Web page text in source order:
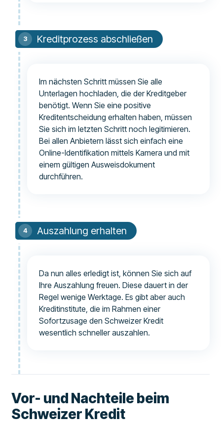
Kreditprozess abschließen
Im nächsten Schritt müssen Sie alle
Unterlagen hochladen, die der Kreditgeber
benötigt. Wenn Sie eine positive
Kreditentscheidung erhalten haben, müssen
Sie sich im letzten Schritt noch legitimieren.
Bei allen Anbietern lässt sich einfach eine
Online-Identifikation mittels Kamera und mit
einem gültigen Ausweisdokument
durchführen.
Auszahlung erhalten
Da nun alles erledigt ist, können Sie sich auf
Ihre Auszahlung freuen. Diese dauert in der
Regel wenige Werktage. Es gibt aber auch
Kreditinstitute, die im Rahmen einer
Sofortzusage den Schweizer Kredit
wesentlich schneller auszahlen.
Vor- und Nachteile beim
Schweizer Kredit